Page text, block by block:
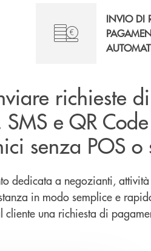
INVIO DI
richieste
e QR
senza POS o
dedicata a negozianti,
in modo semplice e
una richiesta di